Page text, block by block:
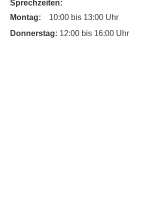
Sprechzeiten:
Montag: 10:00 bis 13:00 Uhr
Donnerstag: 12:00 bis 16:00 Uhr​